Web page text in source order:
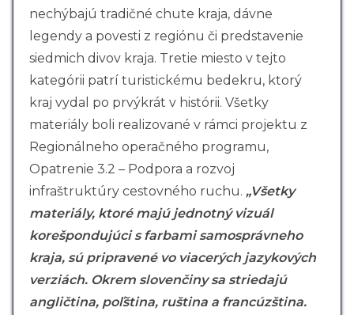
nechýbajú tradičné chute kraja, dávne
legendy a povesti z regiónu či predstavenie
siedmich divov kraja. Tretie miesto v tejto
kategórii patrí turistickému bedekru, ktorý
kraj vydal po prvýkrát v histórii. Všetky
materiály boli realizované v rámci projektu z
Regionálneho operačného programu,
Opatrenie 3.2 – Podpora a rozvoj
infraštruktúry cestovného ruchu. „Všetky
materiály, ktoré majú jednotný vizuál
korešpondujúci s farbami samosprávneho
kraja, sú pripravené vo viacerých jazykových
verziách. Okrem slovenčiny sa striedajú
angličtina, poľština, ruština a francúzština.